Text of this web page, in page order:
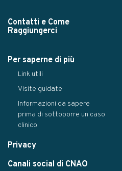
Contatti e Come
Raggiungerci
Per saperne di più
Link utili
Visite guidate
Informazioni da sapere
prima di sottoporre un caso
clinico
Privacy
Canali social di CNAO